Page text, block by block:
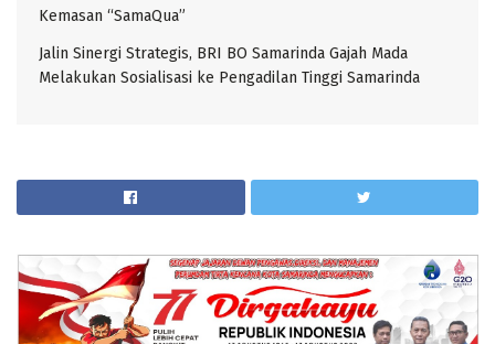
Kemasan “SamaQua”
Jalin Sinergi Strategis, BRI BO Samarinda Gajah Mada
Melakukan Sosialisasi ke Pengadilan Tinggi Samarinda